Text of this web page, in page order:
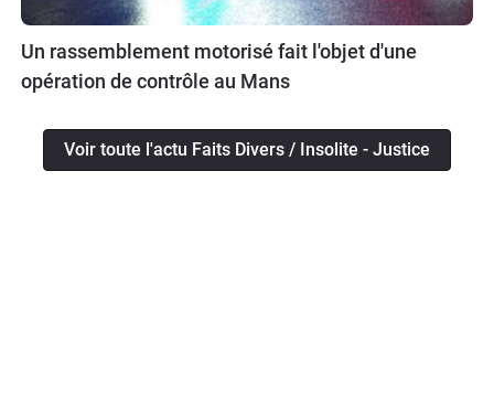
Un rassemblement motorisé fait l'objet d'une
opération de contrôle au Mans
Voir toute l'actu Faits Divers / Insolite - Justice